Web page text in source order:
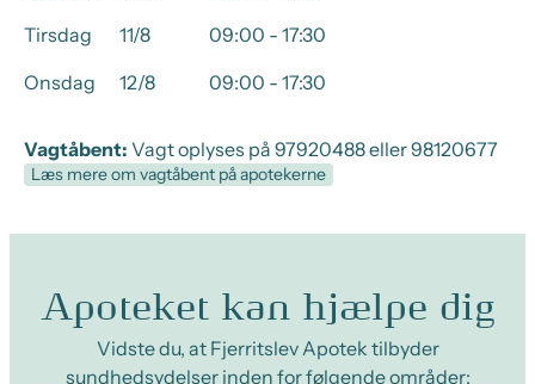
Tirsdag
11/8
09:00 - 17:30
Onsdag
12/8 09:00 - 17:30
Vagtåbent: Vagt oplyses på 97920488 eller 98120677
Læs mere om vagtåbent på apotekerne
Apoteket kan hjælpe dig
Vidste du, at Fjerritslev Apotek tilbyder
sundhedsydelser inden for følgende områder: